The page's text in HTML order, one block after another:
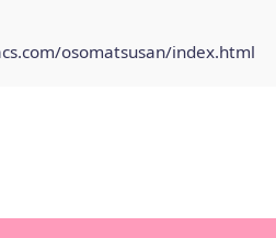
osomatsusan/index.html